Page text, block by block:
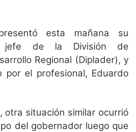
esta mañana su
jefe de la División de
Regional (Diplader), y
por el profesional, Eduardo
otra situación similar ocurrió
del gobernador luego que